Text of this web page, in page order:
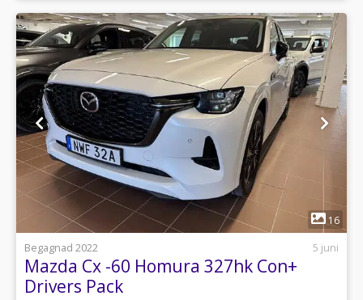
16
Begagnad 2022
5 juni
Mazda Cx -60 Homura 327hk Con+
Drivers Pack